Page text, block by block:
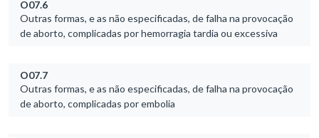
O07.6
Outras formas, e as não especificadas, de falha na provocação
de aborto, complicadas por hemorragia tardia ou excessiva
O07.7
Outras formas, e as não especificadas, de falha na provocação
de aborto, complicadas por embolia